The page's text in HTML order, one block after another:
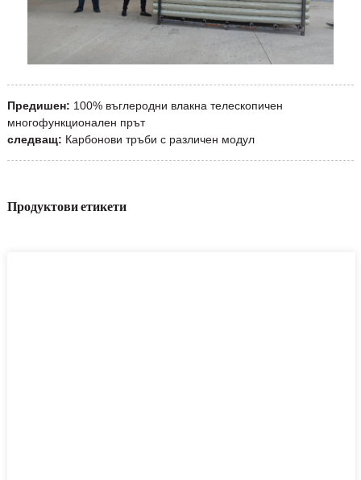
Предишен: 100% въглеродни влакна телескопичен
многофункционален прът
следващ: Карбонови тръби с различен модул
Продуктови етикети